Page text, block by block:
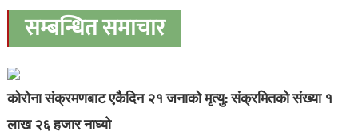
सम्बन्धित समाचार
कोरोना संक्रमणबाट एकैदिन २१ जनाको मृत्यु: संक्रमितको संख्या १
लाख २६ हजार नाघ्यो